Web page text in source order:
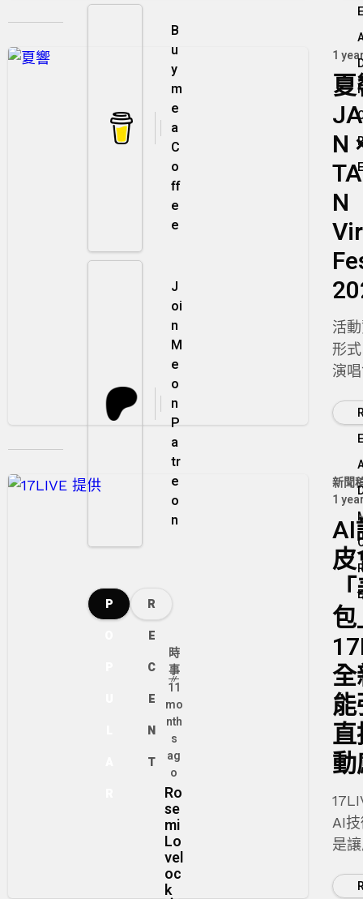
盛 E
E
1
N
N
活
形
演
地 E
E
新聞
1
AI
AI
是
與
B
u
y
m
e
a
C
o
ff
e
e
J
oi
n
M
e
o
n
P
a
tr
e
o
n
P
R
E
C
E
N
T
時
事
11
mo
nth
s
ag
o
Ro
se
mi
Lo
vel
oc
k